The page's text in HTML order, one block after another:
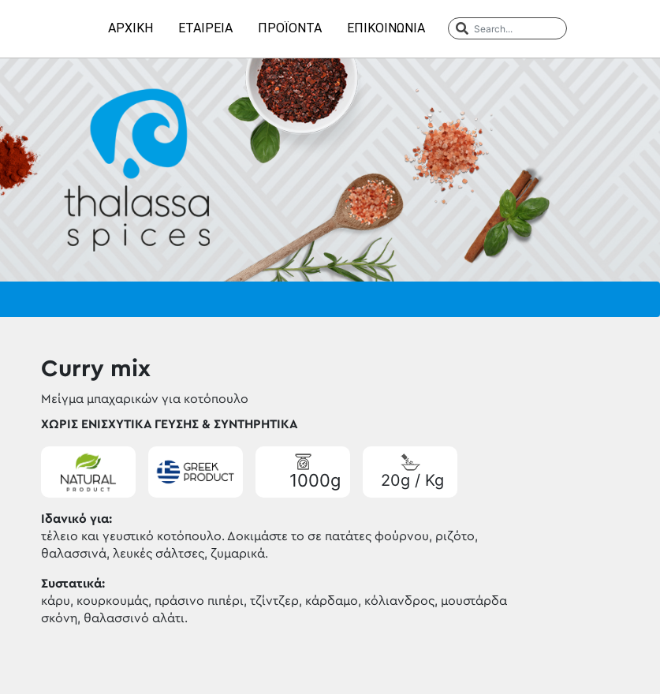
ΑΡΧΙΚΉ ΕΤΑΙΡΕΊΑ ΠΡΟΪΌΝΤΑ ΕΠΙΚΟΙΝΩΝΊΑ
Curry mix
Μείγμα μπαχαρικών για κοτόπουλο
ΧΩΡΊΣ ΕΝΙΣΧΥΤΙΚΆ ΓΕΎΣΗΣ & ΣΥΝΤΗΡΗΤΙΚΆ
1000g 20g / Kg
Ιδανικό για:
τέλειο και γευστικό κοτόπουλο. Δοκιμάστε το σε πατάτες φούρνου, ριζότο,
θαλασσινά, λευκές σάλτσες, ζυμαρικά.
Συστατικά:
κάρυ, κουρκουμάς, πράσινο πιπέρι, τζίντζερ, κάρδαμο, κόλιανδρος, μουστάρδα
σκόνη, θαλασσινό αλάτι.